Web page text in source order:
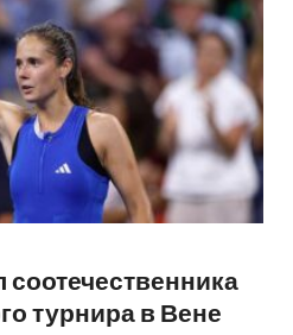
турнира в Вене